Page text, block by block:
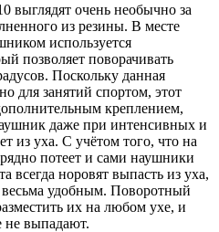
выглядят очень необычно за
из резины. В месте
используется
позволяет поворачивать
Поскольку данная
для занятий спортом, этот
креплением,
даже при интенсивных и
из уха. С учётом того, что на
потеет и сами наушники
всегда норовят выпасть из уха,
весьма удобным. Поворотный
их на любом ухе, и
не выпадают.